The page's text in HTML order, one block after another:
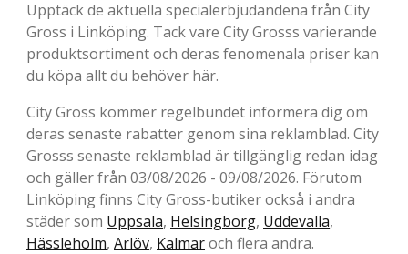
Upptäck de aktuella specialerbjudandena från City
Gross i Linköping. Tack vare City Grosss varierande
produktsortiment och deras fenomenala priser kan
du köpa allt du behöver här.
City Gross kommer regelbundet informera dig om
deras senaste rabatter genom sina reklamblad. City
Grosss senaste reklamblad är tillgänglig redan idag
och gäller från 03/08/2026 - 09/08/2026. Förutom
Linköping finns City Gross-butiker också i andra
städer som Uppsala, Helsingborg, Uddevalla,
Hässleholm, Arlöv, Kalmaroch flera andra.